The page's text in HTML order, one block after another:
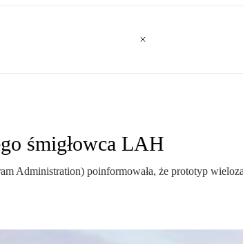
śmigłowca LAH
Administration) poinformowała, że prototyp